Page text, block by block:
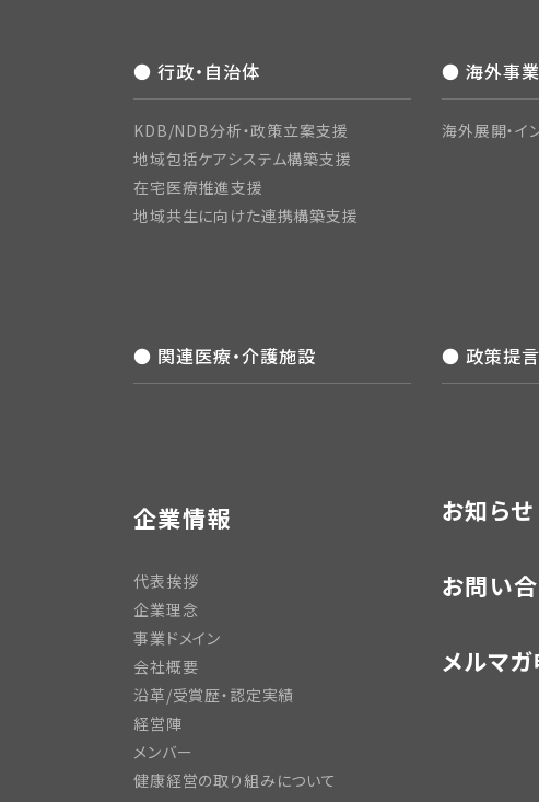
● 行政・自治体
KDB/NDB分析・政策立案支援
地域包括ケアシステム構築支援
在宅医療推進支援
地域共生に向けた連携構築支援
● 海外事
海外展開・イ
● 関連医療・介護施設 ● 政策提言
企業情報
代表挨拶
企業理念
事業ドメイン
会社概要
沿革/受賞歴・認定実績
経営陣
メンバー
健康経営の取り組みについて
お知らせ
お問い
メルマ